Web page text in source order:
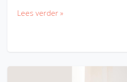
Lees verder »